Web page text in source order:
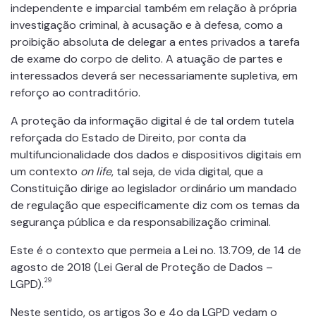
independente e imparcial também em relação à própria
investigação criminal, à acusação e à defesa, como a
proibição absoluta de delegar a entes privados a tarefa
de exame do corpo de delito. A atuação de partes e
interessados deverá ser necessariamente supletiva, em
reforço ao contraditório.
A proteção da informação digital é de tal ordem tutela
reforçada do Estado de Direito, por conta da
multifuncionalidade dos dados e dispositivos digitais em
um contexto on life, tal seja, de vida digital, que a
Constituição dirige ao legislador ordinário um mandado
de regulação que especificamente diz com os temas da
segurança pública e da responsabilização criminal.
Este é o contexto que permeia a Lei no. 13.709, de 14 de
agosto de 2018 (Lei Geral de Proteção de Dados –
LGPD).29
Neste sentido, os artigos 3o e 4o da LGPD vedam o